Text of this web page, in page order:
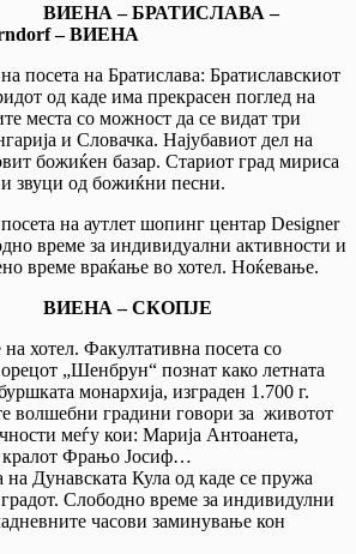
ВИЕНА – БРАТИСЛАВА –
– ВИЕНА
посета на Братислава: Братиславскиот
од каде има прекрасен поглед на
места со можност да се видат три
и Словачка. Најубавиот дел на
божиќен базар. Стариот град мириса
звуци од божиќни песни.
на аутлет шопинг центар Designer
време за индивидуални активности и
време враќање во хотел. Ноќевање.
ВИЕНА – СКОПЈЕ
хотел. Факултативна посета со
„Шенбрун“ познат како летната
монархија, изграден 1.700 г.
волшебни градини говори за животот
меѓу кои: Марија Антоанета,
Фрањо Јосиф…
на Дунавската Кула од каде се пружа
Слободно време за индивидулни
часови заминување кон